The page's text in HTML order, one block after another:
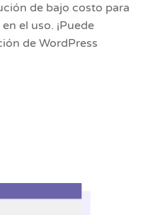
de bajo costo para
el uso. ¡Puede
de WordPress